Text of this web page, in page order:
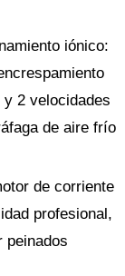
iónico:
2 velocidades
de aire frío
de corriente
profesional,
peinados